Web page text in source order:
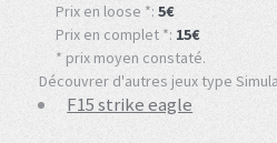
Prix en loose *: 5€
Prix en complet *: 15€
* prix moyen constaté.
Découvrer d'autres jeux type
F15 strike eagle